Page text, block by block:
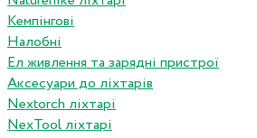
Кемпінгові
Налобні
Ел живлення та зарядні пристрої
Аксесуари до ліхтарів
Nextorch ліхтарі
NexTool ліхтарі